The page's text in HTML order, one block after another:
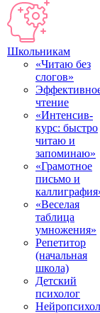
Школьникам
«Читаю без
слогов»
чтение
«Интенсив-
курс: быстро
читаю и
запоминаю»
«Грамотное
письмо и
«Веселая
таблица
умножения»
Репетитор
(начальная
школа)
Детский
психолог